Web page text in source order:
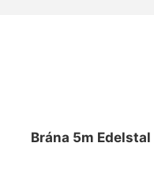
Brána 5m Edelstal